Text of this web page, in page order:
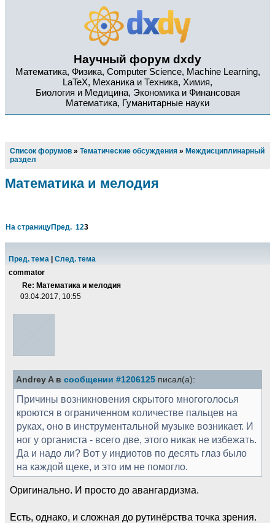
Научный форум dxdy
Математика, Физика, Computer Science, Machine Learning,
LaTeX, Механика и Техника, Химия,
Биология и Медицина, Экономика и Финансовая
Математика, Гуманитарные науки
Список форумов » Тематические обсуждения » Междисциплинарный
раздел
Математика и мелодия
На страницуПред. 123
Пред. тема
След. тема
commator
Re: Математика и мелодия
03.04.2017, 10:55
Andrey A в сообщении #1206125 писал(а):
Причины возникновения скрытого многоголосья
кроются в ограниченном количестве пальцев на
руках, оно в инструментальной музыке возникает. И
ног у органиста - всего две, этого никак не избежать.
Да и надо ли? Вот у индиотов по десять глаз было
на каждой щеке, и это им не помогло.
Оригинально. И просто до авангардизма.
Есть, однако, и сложная до рутинёрства точка зрения.